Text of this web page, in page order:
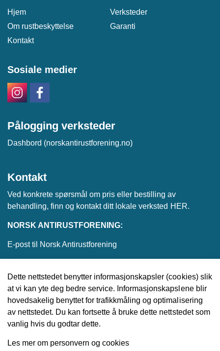
Hjem
Verksteder
Om rustbeskyttelse
Garanti
Kontakt
Sosiale medier
Pålogging verksteder
Dashbord (norskantirustforening.no)
Kontakt
Ved konkrete spørsmål om pris eller bestilling av
behandling, finn og kontakt ditt lokale verksted HER.
NORSK ANTIRUSTFORENING:
E-post til Norsk Antirustforening
© 2026 Norsk Antirustforening
Utviklet avUpday
Dette nettstedet benytter informasjonskapsler (cookies) slik
at vi kan yte deg bedre service. Informasjonskapslene blir
hovedsakelig benyttet for trafikkmåling og optimalisering
av nettstedet. Du kan fortsette å bruke dette nettstedet som
vanlig hvis du godtar dette.
Les mer om personvern og cookies